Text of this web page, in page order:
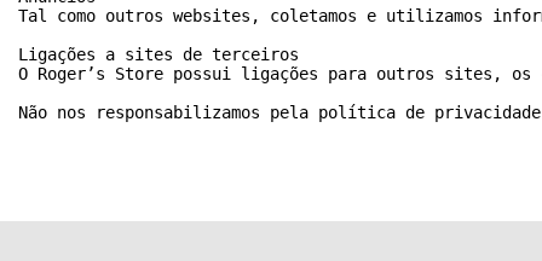
Tal como outros websites, coletamos e utilizamos
Ligações a sites de terceiros
O Roger’s Store possui ligações para outros sites,
Não nos responsabilizamos pela política de